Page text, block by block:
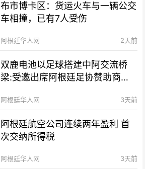
布市博卡区：货运火车与一辆公交
车相撞，已有7人受伤
阿根廷华人网 2天前
双鹿电池以足球搭建中阿交流桥
梁:受邀出席阿根廷足协赞助商招
阿根廷华人网 3天前
阿根廷航空公司连续两年盈利 首
次交纳所得税
阿根廷华人网 3天前